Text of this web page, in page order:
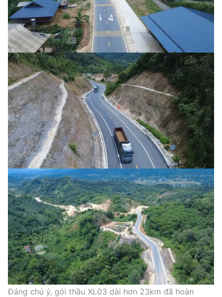
Đáng chú ý, gói thầu XL03 dài hơn 23km đã hoàn